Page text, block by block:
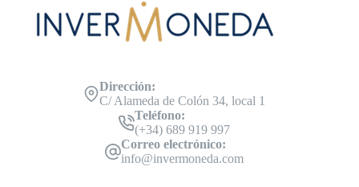
Dirección:
C/ Alameda de Colón 34, local 1
Teléfono:
(+34) 689 919 997
Correo electrónico:
info@invermoneda.com